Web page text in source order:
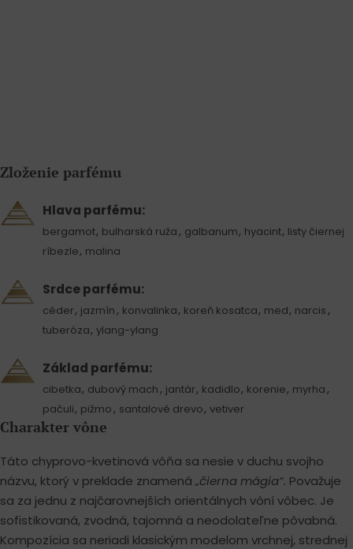
Zloženie parfému
Hlava parfému:
bergamot, bulharská ruža, galbanum, hyacint, listy čiernej
ríbezle, malina
Srdce parfému:
céder, jazmín, konvalinka, koreň kosatca, med, narcis,
tuberóza, ylang-ylang
Základ parfému:
cibetka, dubový mach , jantár, kadidlo, korenie, myrha ,
pačuli, pižmo , santalové drevo, vetiver
Charakter vône
Táto chyprovo-kvetinová vôňa sa nesie v duchu svojho
názvu, ktorý v preklade znamená „čierna mágia“. Považuje
sa za jednu z najčarovnejších orientálnych vôní vôbec. Je
sofistikovaná, zvodná, tajomná a neodolateľne pôvabná.
Kompozícia sa neriadi klasickým modelom vrchnej, strednej